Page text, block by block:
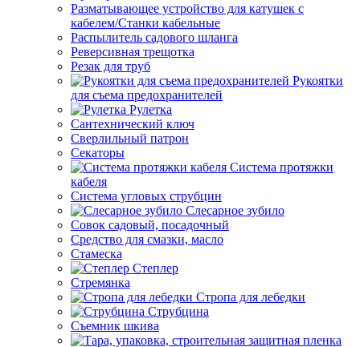
Разматывающее устройство для катушек с
кабелем/Станки кабельные
Распылитель садового шланга
Реверсивная трещотка
Резак для труб
Рукоятки
для съема предохранителей
Рулетка
Сантехнический ключ
Сверлильный патрон
Секаторы
Система протяжки
кабеля
Система угловых струбцин
Слесарное зубило
Совок садовый, посадочный
Средство для смазки, масло
Стамеска
Степлер
Стремянка
Стропа для лебедки
Струбцина
Съемник шкива